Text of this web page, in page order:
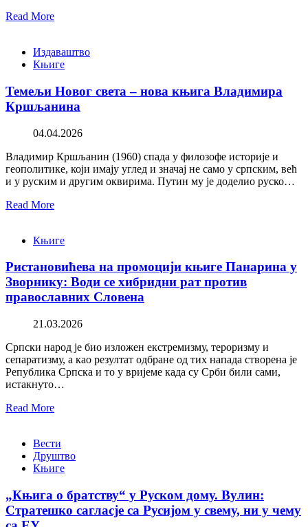
Read More
Издаваштво
Књиге
Темељи Новог света – нова књига Владимира
Кршљанина
04.04.2026
Владимир Кршљанин (1960) спада у филозофе историје и
геополитике, који имају углед и значај не само у српским, већ
и у руским и другим оквирима. Путин му је доделио руско…
Read More
Књиге
Ристановићева на промоцији књиге Панарина у
Зворнику: Води се хибридни рат против
православних Словена
21.03.2026
Српски народ је био изложен екстремизму, тероризму и
сепаратизму, а као резултат одбране од тих напада створена је
Република Српска и то у вријеме када су Срби били сами,
истакнуто…
Read More
Вести
Друштво
Књиге
„Књига о братству“ у Руском дому. Вулин:
Стратешко сагласје са Русијом у свему, ни у чему